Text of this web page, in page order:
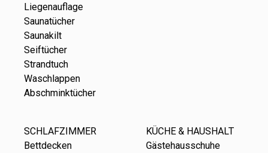
Liegenauflage
Saunatücher
Saunakilt
Seiftücher
Strandtuch
Waschlappen
Abschminktücher
SCHLAFZIMMER
Bettdecken
KÜCHE & HAUSHALT
Gästehausschuhe